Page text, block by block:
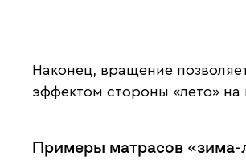
Наконец, вращение
эффектом стороны «лето»
Примеры матрасов